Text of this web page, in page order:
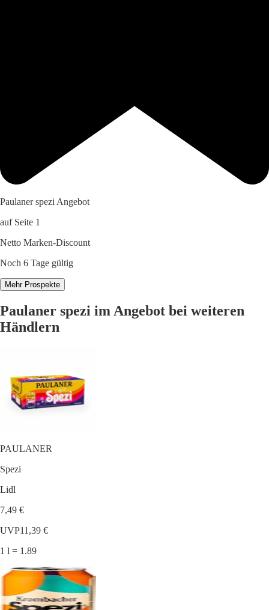
Paulaner spezi Angebot
auf Seite 1
Netto Marken-Discount
Noch 6 Tage gültig
Mehr Prospekte
Paulaner spezi im Angebot bei weiteren
Händlern
PAULANER
Spezi
Lidl
7,49 €
UVP11,39 €
1 l = 1.89